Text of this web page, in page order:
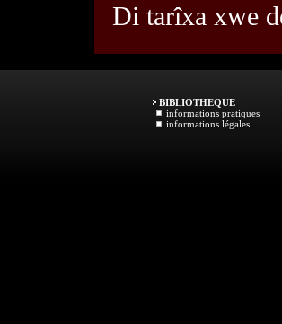
Di tarîxa xwe
BIBLIOTHEQUE
informations pratiques
informations légales